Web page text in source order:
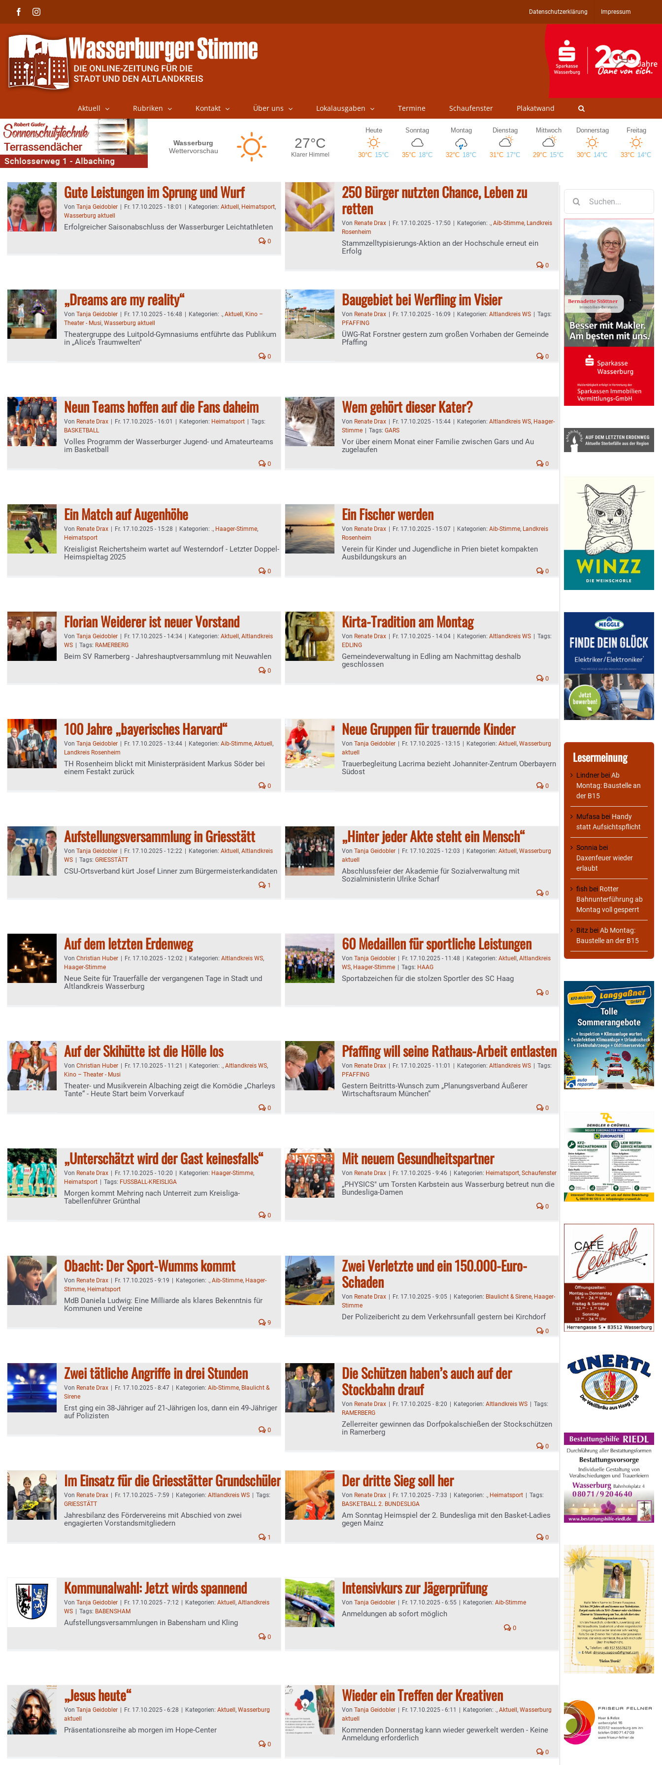
FacebookInstagram Datenschutzerklärung Impressum
Aktuell Rubriken Kontakt Über uns Lokalausgaben Termine Schaufenster Plakatwand
Gute Leistungen im Sprung und Wurf
Von Tanja Geidobler Fr. 17.10.2025 - 18:01 Kategorien: Aktuell , Heimatsport,
Wasserburg aktuell
Erfolgreicher Saisonabschluss der Wasserburger Leichtathleten
0
250 Bürger nutzten Chance, Leben zu
retten
Von Renate Drax Fr. 17.10.2025 - 17:50 Kategorien: ., Aib-Stimme, Landkreis
Rosenheim
Stammzelltypisierungs-Aktion an der Hochschule erneut ein
Erfolg
0
„Dreams are my reality“
Von Tanja Geidobler Fr. 17.10.2025 - 16:48 Kategorien: ., Aktuell , Kino –
Theater - Musi, Wasserburg aktuell
Theatergruppe des Luitpold-Gymnasiums entführte das Publikum
in „Alice’s Traumwelten"
0
Baugebiet bei Werfling im Visier
Von Renate Drax Fr. 17.10.2025 - 16:09 Kategorien: Altlandkreis WS
Tags:
PFAFFING
ÜWG-Rat Forstner gestern zum großen Vorhaben der Gemeinde
Pfaffing
0
Neun Teams hoffen auf die Fans daheim
Von Renate Drax Fr. 17.10.2025 - 16:01 Kategorien: Heimatsport
Tags:
BASKETBALL
Volles Programm der Wasserburger Jugend- und Amateurteams
im Basketball
0
Wem gehört dieser Kater?
Von Renate Drax Fr. 17.10.2025 - 15:44 Kategorien: Altlandkreis WS, Haager-
Stimme
Tags: GARS
Vor über einem Monat einer Familie zwischen Gars und Au
zugelaufen
0
Ein Match auf Augenhöhe
Von Renate Drax Fr. 17.10.2025 - 15:28 Kategorien: ., Haager-Stimme,
Heimatsport
Kreisligist Reichertsheim wartet auf Westerndorf - Letzter Doppel-
Heimspieltag 2025
0
Ein Fischer werden
Von Renate Drax Fr. 17.10.2025 - 15:07 Kategorien: Aib-Stimme, Landkreis
Rosenheim
Verein für Kinder und Jugendliche in Prien bietet kompakten
Ausbildungskurs an
0
Florian Weiderer ist neuer Vorstand
Von Tanja Geidobler Fr. 17.10.2025 - 14:34 Kategorien: Aktuell , Altlandkreis
WS
Tags: RAMERBERG
Beim SV Ramerberg - Jahreshauptversammlung mit Neuwahlen
0
Kirta-Tradition am Montag
Von Renate Drax Fr. 17.10.2025 - 14:04 Kategorien: Altlandkreis WS
Tags:
EDLING
Gemeindeverwaltung in Edling am Nachmittag deshalb
geschlossen
0
100 Jahre „bayerisches Harvard“
Von Tanja Geidobler Fr. 17.10.2025 - 13:44 Kategorien: Aib-Stimme, Aktuell ,
Landkreis Rosenheim
TH Rosenheim blickt mit Ministerpräsident Markus Söder bei
einem Festakt zurück
0
Neue Gruppen für trauernde Kinder
Von Tanja Geidobler Fr. 17.10.2025 - 13:15 Kategorien: Aktuell , Wasserburg
aktuell
Trauerbegleitung Lacrima bezieht Johanniter-Zentrum Oberbayern
Südost
0
Aufstellungsversammlung in Griesstätt
Von Tanja Geidobler Fr. 17.10.2025 - 12:22 Kategorien: Aktuell , Altlandkreis
WS
Tags: GRIESSTÄTT
CSU-Ortsverband kürt Josef Linner zum Bürgermeisterkandidaten
1
„Hinter jeder Akte steht ein Mensch“
Von Tanja Geidobler Fr. 17.10.2025 - 12:03 Kategorien: Aktuell , Wasserburg
aktuell
Abschlussfeier der Akademie für Sozialverwaltung mit
Sozialministerin Ulrike Scharf
0
Auf dem letzten Erdenweg
Von Christian Huber Fr. 17.10.2025 - 12:02 Kategorien: Altlandkreis WS,
Haager-Stimme
Neue Seite für Trauerfälle der vergangenen Tage in Stadt und
Altlandkreis Wasserburg
60 Medaillen für sportliche Leistungen
Von Tanja Geidobler Fr. 17.10.2025 - 11:48 Kategorien: Aktuell , Altlandkreis
WS, Haager-Stimme Tags: HAAG
Sportabzeichen für die stolzen Sportler des SC Haag
0
Auf der Skihütte ist die Hölle los
Von Christian Huber Fr. 17.10.2025 - 11:21 Kategorien: ., Altlandkreis WS,
Kino – Theater - Musi
Theater- und Musikverein Albaching zeigt die Komödie „Charleys
Tante“ - Heute Start beim Vorverkauf
0
Pfaffing will seine Rathaus-Arbeit entlasten
Von Renate Drax Fr. 17.10.2025 - 11:01 Kategorien: Altlandkreis WS
Tags:
PFAFFING
Gestern Beitritts-Wunsch zum „Planungsverband Äußerer
Wirtschaftsraum München“
0
„Unterschätzt wird der Gast keinesfalls“
Von Renate Drax Fr. 17.10.2025 - 10:20 Kategorien: Haager-Stimme,
Heimatsport
Tags: FUSSBALL-KREISLIGA
Morgen kommt Mehring nach Unterreit zum Kreisliga-
Tabellenführer Grünthal
0
Mit neuem Gesundheitspartner
Von Renate Drax Fr. 17.10.2025 - 9:46 Kategorien: Heimatsport, Schaufenster
„PHYSICS" um Torsten Karbstein aus Wasserburg betreut nun die
Bundesliga-Damen
0
Obacht: Der Sport-Wumms kommt
Von Renate Drax Fr. 17.10.2025 - 9:19 Kategorien: ., Aib-Stimme, Haager-
Stimme, Heimatsport
MdB Daniela Ludwig: Eine Milliarde als klares Bekenntnis für
Kommunen und Vereine
9
Zwei Verletzte und ein 150.000-Euro-
Schaden
Von Renate Drax Fr. 17.10.2025 - 9:05 Kategorien: Blaulicht & Sirene, Haager-
Stimme
Der Polizeibericht zu dem Verkehrsunfall gestern bei Kirchdorf
0
Zwei tätliche Angriffe in drei Stunden
Von Renate Drax Fr. 17.10.2025 - 8:47 Kategorien: Aib-Stimme, Blaulicht &
Sirene
Erst ging ein 38-Jähriger auf 21-Jährigen los, dann ein 49-Jähriger
auf Polizisten
0
Die Schützen haben’s auch auf der
Stockbahn drauf
Von Renate Drax Fr. 17.10.2025 - 8:20 Kategorien: Altlandkreis WS
Tags:
RAMERBERG
Zellerreiter gewinnen das Dorfpokalschießen der Stockschützen
in Ramerberg
0
Im Einsatz für die Griesstätter Grundschüler
Von Renate Drax Fr. 17.10.2025 - 7:59 Kategorien: Altlandkreis WS
Tags:
GRIESSTÄTT
Jahresbilanz des Fördervereins mit Abschied von zwei
engagierten Vorstandsmitgliedern
1
Der dritte Sieg soll her
Von Renate Drax Fr. 17.10.2025 - 7:33 Kategorien: ., Heimatsport
Tags:
BASKETBALL 2. BUNDESLIGA
Am Sonntag Heimspiel der 2. Bundesliga mit den Basket-Ladies
gegen Mainz
0
Kommunalwahl: Jetzt wirds spannend
Von Tanja Geidobler Fr. 17.10.2025 - 7:12 Kategorien: Aktuell , Altlandkreis
WS
Tags: BABENSHAM
Aufstellungsversammlungen in Babensham und Kling
0
Intensivkurs zur Jägerprüfung
Von Tanja Geidobler Fr. 17.10.2025 - 6:55 Kategorien: Aib-Stimme
Anmeldungen ab sofort möglich
0
„Jesus heute“
Von Tanja Geidobler Fr. 17.10.2025 - 6:28 Kategorien: Aktuell , Wasserburg
aktuell
Präsentationsreihe ab morgen im Hope-Center
0
Wieder ein Treffen der Kreativen
Von Tanja Geidobler Fr. 17.10.2025 - 6:11 Kategorien: ., Aktuell , Wasserburg
aktuell
Kommenden Donnerstag kann wieder gewerkelt werden - Keine
Anmeldung erforderlich
0
nach:
Lesermeinung
Lindner beiAb
Montag: Baustelle an
der B15
Mufasa bei Handy
statt Aufsichtspflicht
Sonnia bei
Daxenfeuer wieder
erlaubt
fish bei Rotter
Bahnunterführung ab
Montag voll gesperrt
Bitz beiAb Montag:
Baustelle an der B15